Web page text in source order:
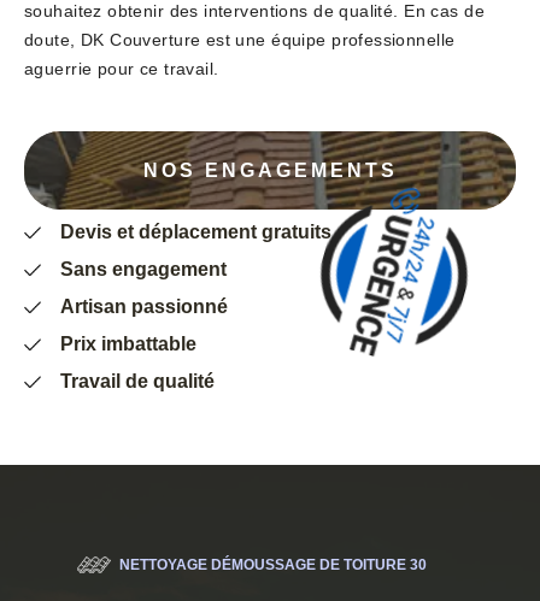
souhaitez obtenir des interventions de qualité. En cas de
doute, DK Couverture est une équipe professionnelle
aguerrie pour ce travail.
NOS ENGAGEMENTS
Devis et déplacement gratuits
Sans engagement
Artisan passionné
Prix imbattable
Travail de qualité
NETTOYAGE DÉMOUSSAGE DE TOITURE 30